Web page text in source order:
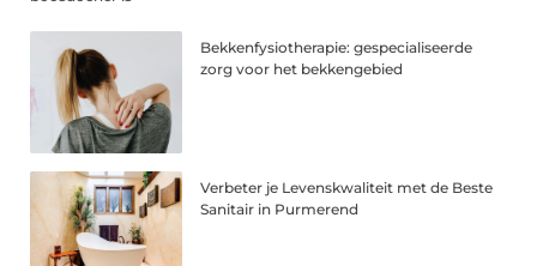
Bekkenfysiotherapie: gespecialiseerde
zorg voor het bekkengebied
Verbeter je Levenskwaliteit met de Beste
Sanitair in Purmerend